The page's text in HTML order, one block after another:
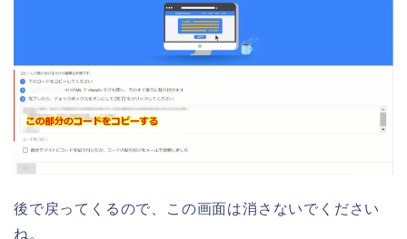
後で戻ってくるので、この画面は消さないでください
ね。